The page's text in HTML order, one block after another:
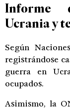
Informe
Ucrania y
Según
registrándose
guerra en
ocupados.
Asimismo, la